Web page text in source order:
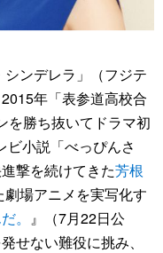
ンデレラ」（フジテ
年「表参道高校合
を勝ち抜いてドラマ初
小説「べっぴんさ
撃を続けてきた芳根
場アニメを実写化す
。
』（7月22日公
せない難役に挑み、